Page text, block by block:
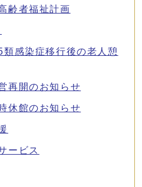
齢者福祉計画
感染症移行後の老人憩
再開のお知らせ
休館のお知らせ
ービス